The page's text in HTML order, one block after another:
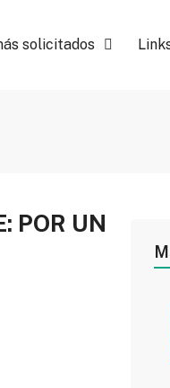
solicitados
POR UN